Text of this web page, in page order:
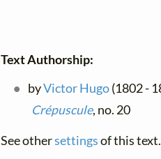
Text Authorship:
byVictor Hugo(1802 -
Crépuscule, no. 20
See othersettingsof this text.